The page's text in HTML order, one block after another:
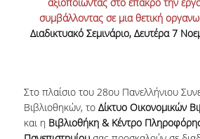
συμβάλλοντας σε μια θετική
Διαδικτυακό Σεμινάριο, Δευτέρα 7
Στο πλαίσιο του 28ου Πανελλήνιου
Βιβλιοθηκών, το Δίκτυο Οικονομικών
και η Βιβλιοθήκη & Κέντρο